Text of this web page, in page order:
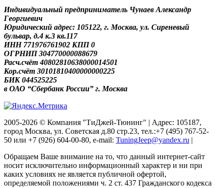
Индивидуальный предприниматель Чунаев Александр
Георгиевич
Юридический адрес: 105122, г. Москва, ул. Сиреневый
бульвар, д.4 к.3 кв.117
ИНН 771976761902 КПП 0
ОГРНИП 304770000088679
Расч.счёт 40802810638000014501
Кор.счёт 30101810400000000225
БИК 044525225
в ОАО “Сбербанк России” г. Москва
2005-2026 © Компания "ТиДжей-Тюнинг" | Адрес: 105187,
город Москва, ул. Советская д.80 стр.23, тел.:+7 (495) 767-52-
50 или +7 (926) 604-00-80, e-mail: TuningJeep@yandex.ru |
Обращаем Ваше внимание на то, что данный интернет-сайт
носит исключительно информационный характер и ни при
каких условиях не является публичной офертой,
определяемой положениями ч. 2 ст. 437 Гражданского кодекса